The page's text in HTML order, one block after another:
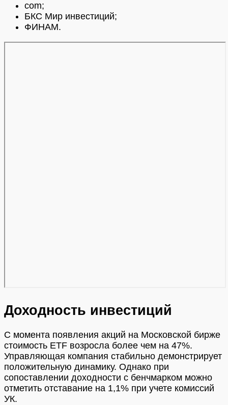
com;
БКС Мир инвестиций;
ФИНАМ.
Доходность инвестиций
С момента появления акций на Московской бирже
стоимость ETF возросла более чем на 47%.
Управляющая компания стабильно демонстрирует
положительную динамику. Однако при
сопоставлении доходности с бенчмарком можно
отметить отставание на 1,1% при учете комиссий
УК.